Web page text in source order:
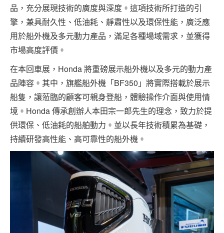
品，充分展現技術的廣度與深度。這項技術所打造的引
擎，兼具耐久性、低油耗、靜肅性以及環保性能，廣泛應
用於船外機及多元動力產品，滿足各種場域需求，並獲得
市場高度評價。
在本回車展，Honda 將重磅展示船外機以及多元的動力產
品陣容。其中，旗艦船外機「BF350」將實際搭載於展示
船隻，讓蒞臨的顧客可親身登船，體驗操作介面與使用情
境。Honda 傳承創辦人本田宗一郎先生的理念，致力於提
供環保、低油耗的船舶動力。並以長年技術積累為基礎，
持續研發高性能、高可靠性的船外機。